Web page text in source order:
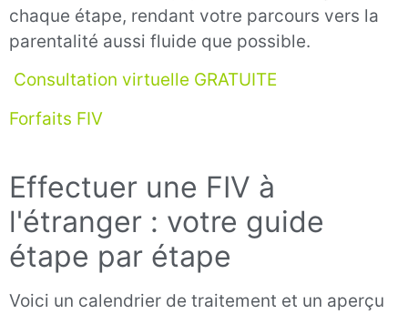
chaque étape, rendant votre parcours vers la
parentalité aussi fluide que possible.
Consultation virtuelle GRATUITE
Forfaits FIV
Effectuer une FIV à
l'étranger : votre guide
étape par étape
Voici un calendrier de traitement et un aperçu